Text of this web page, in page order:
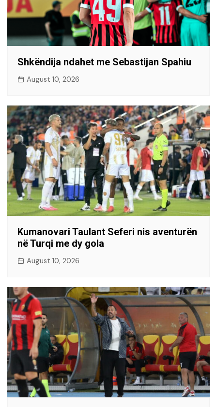
Shkëndija ndahet me Sebastijan Spahiu
August 10, 2026
Kumanovari Taulant Seferi nis aventurën
në Turqi me dy gola
August 10, 2026